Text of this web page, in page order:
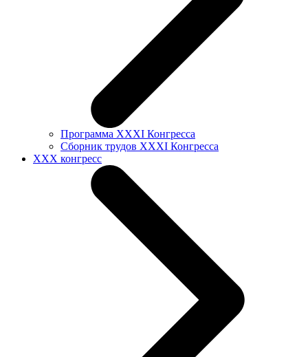
Программа XXXI Конгресса
Сборник трудов XXXI Конгресса
XXX конгресс